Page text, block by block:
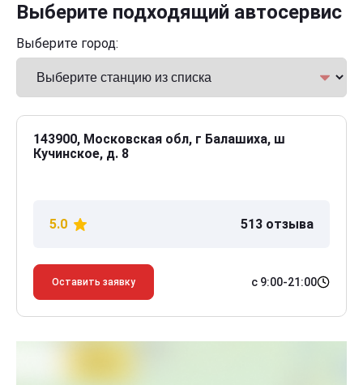
Выберите подходящий автосервис
Выберите город:
143900, Московская обл, г Балашиха, ш
Кучинское, д. 8
5.0 513 отзыва
Оставить заявку с 9:00-21:00